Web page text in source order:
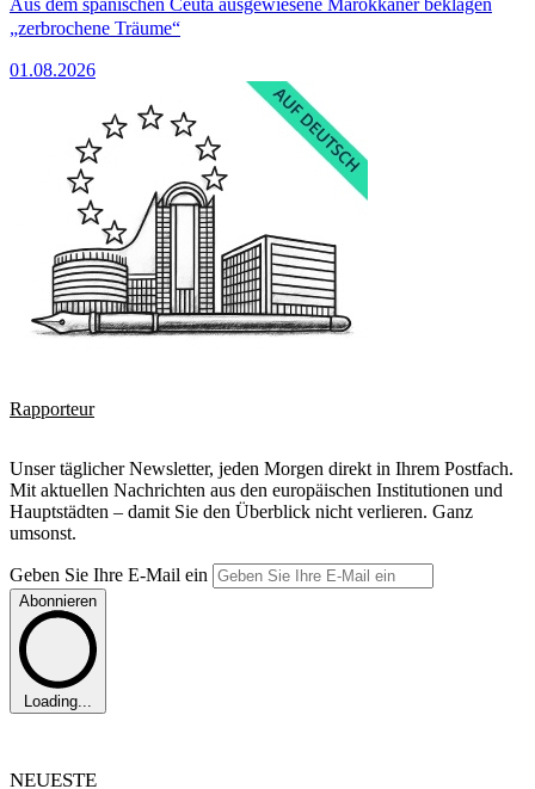
„zerbrochene Träume“
01.08.2026
Rapporteur
Unser täglicher Newsletter, jeden Morgen direkt in Ihrem Postfach.
Mit aktuellen Nachrichten aus den europäischen Institutionen und
Hauptstädten – damit Sie den Überblick nicht verlieren. Ganz
umsonst.
Geben Sie Ihre E-Mail ein
Abonnieren
Loading...
NEUESTE